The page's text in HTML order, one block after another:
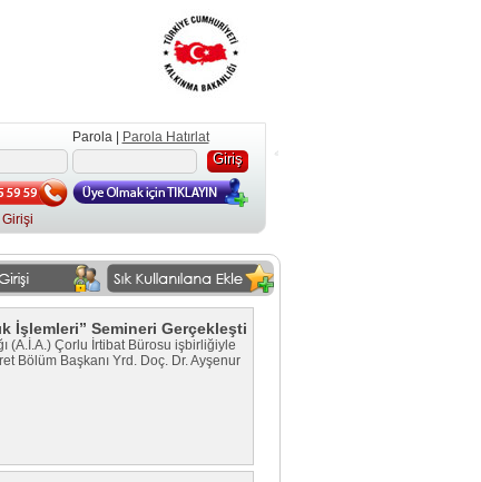
Parola | Parola Hatırlat
Girişi
İşlemleri” Semineri Gerçekleşti
(A.İ.A.) Çorlu İrtibat Bürosu işbirliğiyle
Bölüm Başkanı Yrd. Doç. Dr. Ayşenur